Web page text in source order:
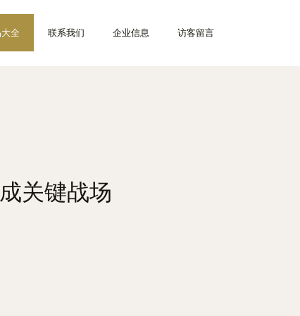
全 联系我们 企业信息 访客留言
关键战场